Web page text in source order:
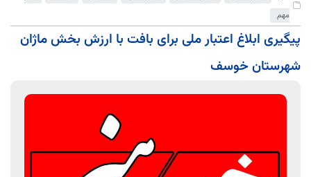
مهم
پیگیری ابلاغ اعتبار ملی برای بافت با ارزش بخش ماژان
شهرستان خوسف